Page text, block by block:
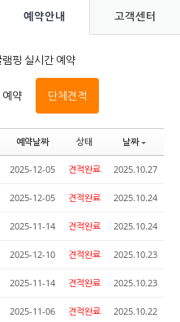
예약안내 고객센터
램핑 실시간 예약
예약 단체견적
예약날짜 상태 날짜
2025-12-05 견적완료 2025.10.27
2025-12-05 견적완료 2025.10.24
2025-11-14 견적완료 2025.10.24
2025-12-10 견적완료 2025.10.23
2025-11-14 견적완료 2025.10.23
2025-11-06 견적완료 2025.10.22